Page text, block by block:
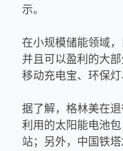
示。
在小规模储能领域，
并且可以盈利的大
移动充电宝、环保灯
据了解，格林美在
利用的太阳能电池
站；另外，中国铁